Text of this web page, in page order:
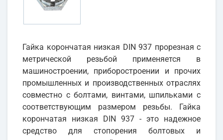
Гайка корончатая низкая DIN 937 прорезная с
метрической резьбой применяется в
машиностроении, приборостроении и прочих
промышленных и производственных отраслях
совместно с болтами, винтами, шпильками с
соответствующим размером резьбы. Гайка
корончатая низкая DIN 937 - это надежное
средство для стопорения болтовых и